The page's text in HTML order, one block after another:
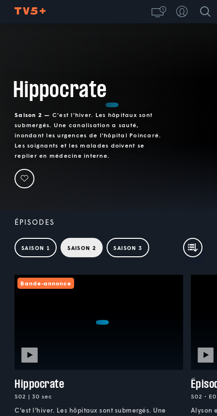
Hippocrate
Saison 2 — C'est l'hiver. Les hôpitaux sont
submergés. Une canalisation a sauté,
inondant les urgences de l'hôpital Poincaré.
Les soignants et les malades doivent se
replier en médecine interne.
ÉPISODES
SAISON 1 SAISON 2 SAISON 3
Bande-annonce
Hippocrate
S02 | 30 sec
C'est l'hiver. Les hôpitaux sont submergés. Une
S02 •
Alyson